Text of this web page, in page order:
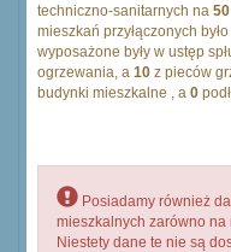
techniczno-sanitarnych na 50
mieszkań przyłączonych
wyposażone były w ustęp
ogrzewania, a 10 z pieców
budynki mieszkalne , a 0
Posiadamy również
mieszkalnych zarówno
Niestety dane te nie są